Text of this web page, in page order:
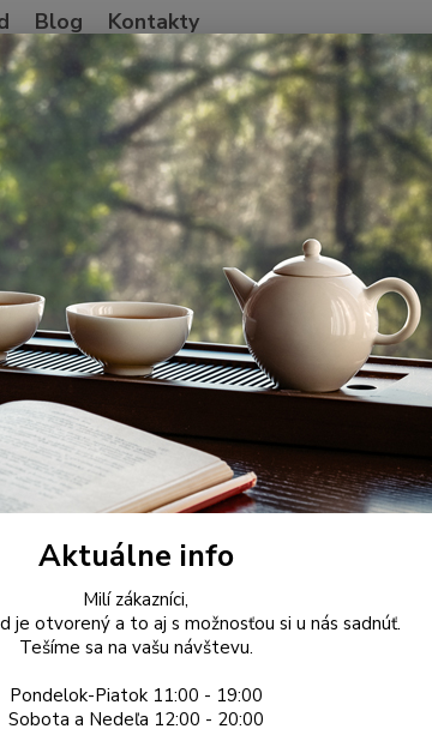
Blog Kontakty
Hľadať
Neviete
+421
Po-Pia
HuoShan Huangya 'deep yellow' 2026
'deep yellow' 2026
Čínsky
ležiacich
zberal
metódy
totožné.
Aktuálne info
Milí zákazníci,
je otvorený a to aj s možnosťou si u nás sadnúť.
Tešíme sa na vašu návštevu.
Pondelok-Piatok 11:00 - 19:00
Sobota a Nedeľa 12:00 - 20:00